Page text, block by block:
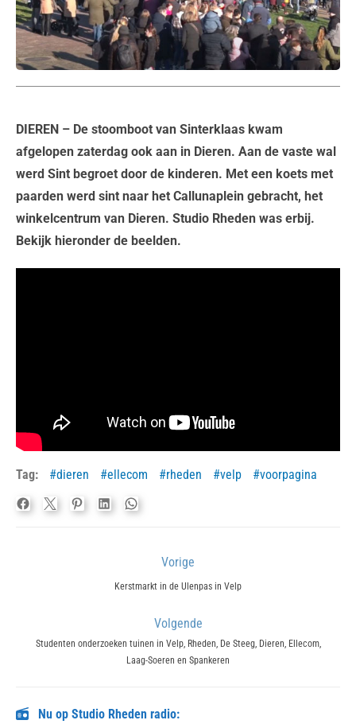
DIEREN – De stoomboot van Sinterklaas kwam
afgelopen zaterdag ook aan in Dieren. Aan de vaste wal
werd Sint begroet door de kinderen. Met een koets met
paarden werd sint naar het Callunaplein gebracht, het
winkelcentrum van Dieren. Studio Rheden was erbij.
Bekijk hieronder de beelden.
Tag: dieren ellecom rheden velp voorpagina
Vorige
Previous
Kerstmarkt in de Ulenpas in Velp
Volgende
Next
Studenten onderzoeken tuinen in Velp, Rheden, De Steeg, Dieren, Ellecom,
Laag-Soeren en Spankeren
Nu op Studio Rheden radio: